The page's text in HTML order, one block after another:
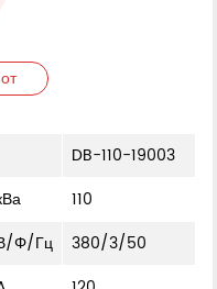
DB-110-19003
110
Φ/Гц
380/3/50